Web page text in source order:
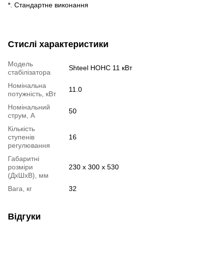
*. Стандартне виконання
Стислі характеристики
Модель
стабілізатора
Shteel НОНС 11 кВт
Номінальна
потужність, кВт
11.0
Номінальний
струм, А
50
Кількість
ступенів
регулювання
16
Габаритні
розміри
(ДхШхВ), мм
230 х 300 х 530
Вага, кг 32
Відгуки